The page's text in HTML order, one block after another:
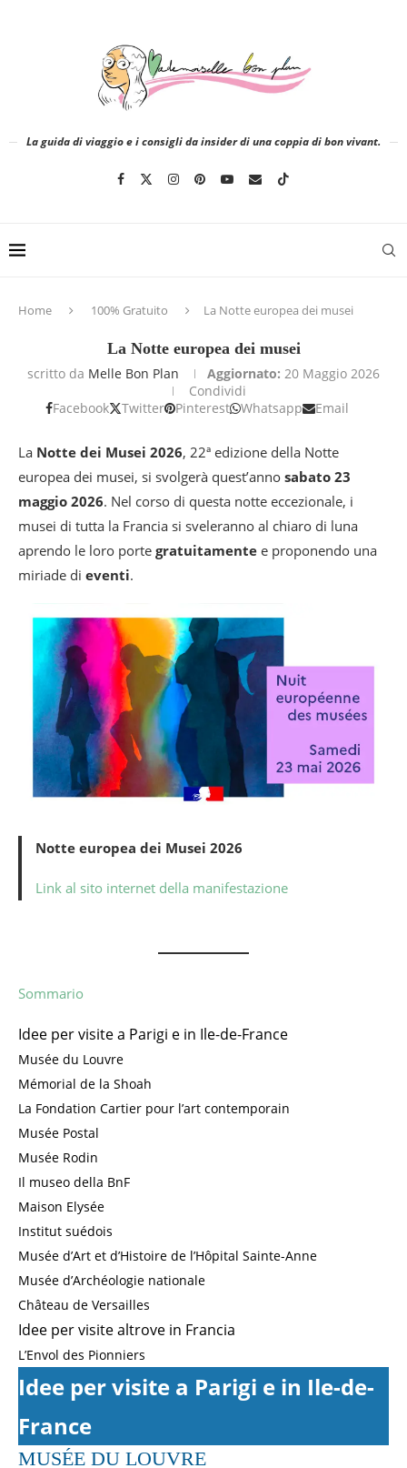
La guida di viaggio e i consigli da insider di una coppia di bon vivant.
Home 100% Gratuito La Notte europea dei musei
La Notte europea dei musei
scritto da Melle Bon Plan Aggiornato: 20 Maggio 2026
Condividi
Facebook
Twitter Pinterest Whatsapp Email
La Notte dei Musei 2026, 22ª edizione della Notte
europea dei musei, si svolgerà quest’anno sabato 23
maggio 2026. Nel corso di questa notte eccezionale, i
musei di tutta la Francia si sveleranno al chiaro di luna
aprendo le loro porte gratuitamente e proponendo una
miriade di eventi.
Notte europea dei Musei 2026
Link al sito internet della manifestazione
Sommario
Idee per visite a Parigi e in Ile-de-France
Musée du Louvre
Mémorial de la Shoah
La Fondation Cartier pour l’art contemporain
Musée Postal
Musée Rodin
Il museo della BnF
Maison Elysée
Institut suédois
Musée d’Art et d’Histoire de l’Hôpital Sainte-Anne
Musée d’Archéologie nationale
Château de Versailles
Idee per visite altrove in Francia
L’Envol des Pionniers
Idee per visite a Parigi e in Ile-de-
France
MUSÉE DU LOUVRE